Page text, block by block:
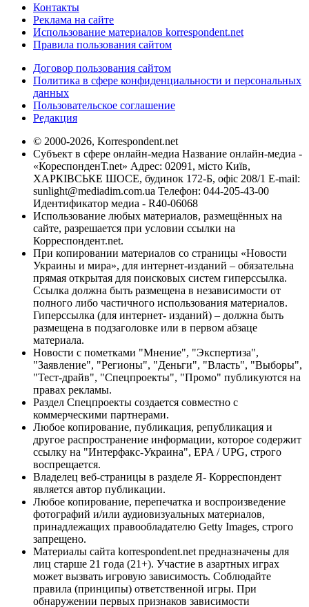
Контакты
Реклама на сайте
Использование материалов korrespondent.net
Правила пользования сайтом
Договор пользования сайтом
Политика в сфере конфиденциальности и персональных
данных
Пользовательское соглашение
Редакция
© 2000-2026, Korrespondent.net
Субъект в сфере онлайн-медиа Название онлайн-медиа -
«КореспонденТ.net» Адрес: 02091, місто Київ,
ХАРКІВСЬКЕ ШОСЕ, будинок 172-Б, офіс 208/1 E-mail:
sunlight@mediadim.com.ua Телефон: 044-205-43-00
Идентификатор медиа - R40-06068
Использование любых материалов, размещённых на
сайте, разрешается при условии ссылки на
Корреспондент.net.
При копировании материалов со страницы «Новости
Украины и мира», для интернет-изданий – обязательна
прямая открытая для поисковых систем гиперссылка.
Ссылка должна быть размещена в независимости от
полного либо частичного использования материалов.
Гиперссылка (для интернет- изданий) – должна быть
размещена в подзаголовке или в первом абзаце
материала.
Новости с пометками "Мнение", "Экспертиза",
"Заявление", "Регионы", "Деньги", "Власть", "Выборы",
"Тест-драйв", "Спецпроекты", "Промо" публикуются на
правах рекламы.
Раздел Спецпроекты создается совместно с
коммерческими партнерами.
Любое копирование, публикация, републикация и
другое распространение информации, которое содержит
ссылку на "Интерфакс-Украина", EPA / UPG, строго
воспрещается.
Владелец веб-страницы в разделе Я- Корреспондент
является автор публикации.
Любое копирование, перепечатка и воспроизведение
фотографий и/или аудиовизуальных материалов,
принадлежащих правообладателю Getty Images, строго
запрещено.
Материалы сайта korrespondent.net предназначены для
лиц старше 21 года (21+). Участие в азартных играх
может вызвать игровую зависимость. Соблюдайте
правила (принципы) ответственной игры. При
обнаружении первых признаков зависимости